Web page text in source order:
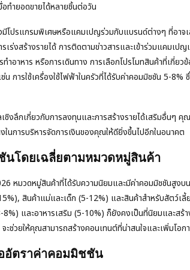
อทำยอดขายได้หลายชิ้นต่อวัน
โปรแกรมพิเศษหรือแคมเปญร่วมกับแบรนด์ต่างๆ ที่อาจ
รเร่งสร้างรายได้ การติดตามข่าวสารและเข้าร่วมแคม
ำอาหาร หรือการเดินทาง การเลือกโปรโมทสินค้าที่เกี่
น การใช้เครื่องใช้ไฟฟ้าในครัวที่ได้รับค่าคอมมิชชัน 5-
ชิงลึกเกี่ยวกับการลงทุนและการสร้างรายได้เสริมอื่นๆ คุ
ในการบริหารจัดการเงินของคุณให้ดียิ่งขึ้นไปอีกในอนาคต
นโดยเฉลี่ยตามหมวดหมู่สินค้า
หมวดหมู่สินค้าที่ได้รับความนิยมและมีค่าคอมมิชชันสู
สินค้าแม่และเด็ก (5-12%) และสินค้าสำหรับสัตว์
8%) และอาหารเสริม (5-10%) ก็ยังคงเป็นที่นิยมและสร้
ช่วยให้คุณสามารถสร้างคอนเทนต์ที่น่าสนใจและเพิ่มโอ
อัตราค่าคอมมิชชัน